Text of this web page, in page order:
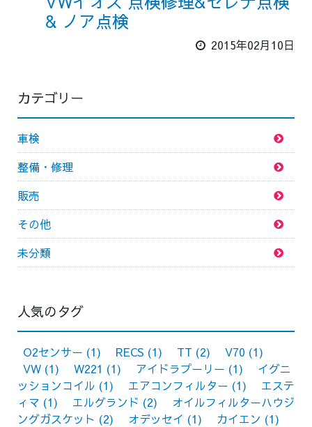
& ノア点検
2015年02月10日
カテゴリー
車検
整備・修理
販売
その他
未分類
人気のタグ
O2センサー (1) RECS (1) TT (2) V70 (1)
VW (1) W221 (1) アイドラプーリー (1)
イグニ
ッションコイル (1) エアコンフィルター (1)
エステ
ィマ (1) エルグランド (2)
オイルフィルターハウジ
ングガスケット (2) オデッセイ (1) カイエン (1)